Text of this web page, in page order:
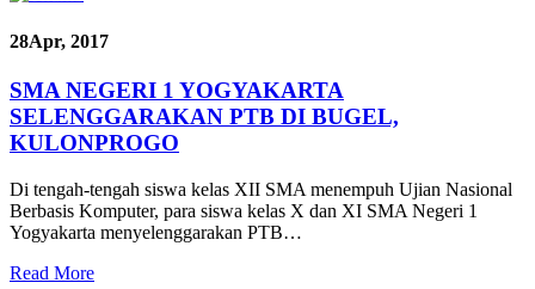
28Apr, 2017
SMA NEGERI 1 YOGYAKARTA
SELENGGARAKAN PTB DI BUGEL,
KULONPROGO
Di tengah-tengah siswa kelas XII SMA menempuh Ujian Nasional
Berbasis Komputer, para siswa kelas X dan XI SMA Negeri 1
Yogyakarta menyelenggarakan PTB…
Read More